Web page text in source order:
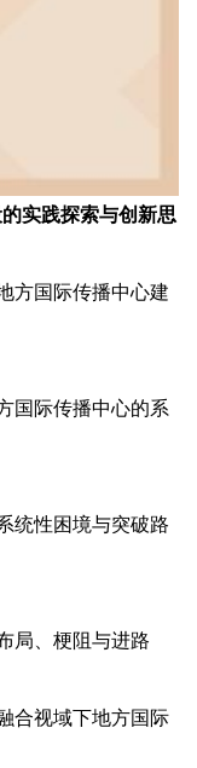
实践探索与创新思
方国际传播中心建
国际传播中心的系
统性困境与突破路
局、梗阻与进路
合视域下地方国际